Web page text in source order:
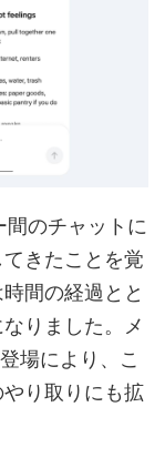
のチャットに
きたことを覚
間の経過とと
りました。メ
場により、こ
り取りにも拡